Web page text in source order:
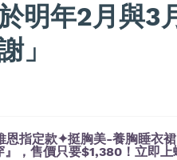
明年2月與3
」
恩指定款✦挺胸美-養胸睡衣
，售價只要$1,380！立即